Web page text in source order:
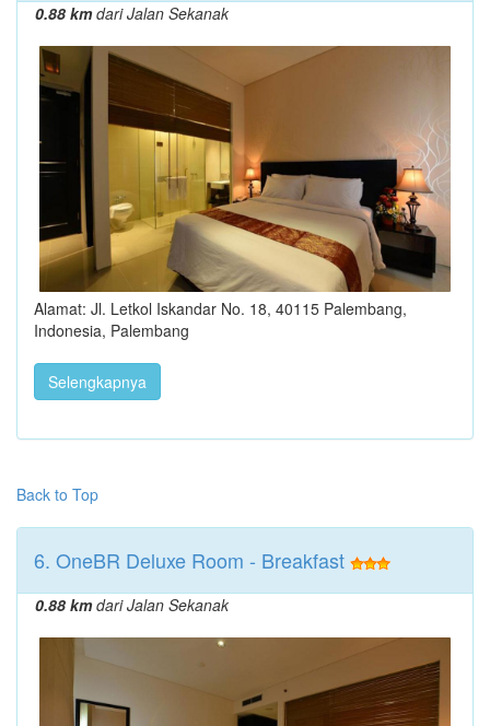
0.88 kmdari Jalan Sekanak
Alamat: Jl. Letkol Iskandar No. 18, 40115 Palembang,
Indonesia, Palembang
Selengkapnya
Back to Top
6. OneBR Deluxe Room - Breakfast
0.88 kmdari Jalan Sekanak